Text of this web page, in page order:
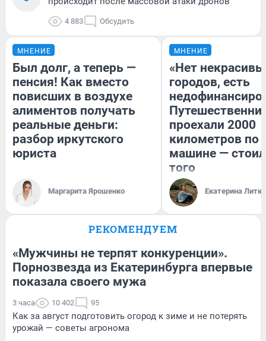
4 883 Обсудить
МНЕНИЕ
Был долг, а теперь —
пенсия! Как вместо
повисших в воздухе
алиментов получать
реальные деньги:
разбор иркутского
юриста
Маргарита Ярошенко
МНЕНИЕ
«Нет
городов, есть
проехали 2000
километров по
машине —
того
Екатерина
РЕКОМЕНДУЕМ
«Мужчины не терпят конкуренции».
Порнозвезда из Екатеринбурга впервые
показала своего мужа
3 часа 10 402 95
Как за август подготовить огород к зиме и не потерять
урожай — советы агронома